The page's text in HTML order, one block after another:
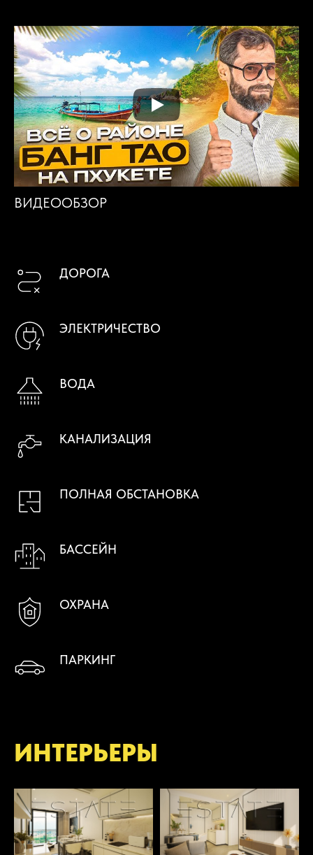
ВИДЕООБЗОР
ДОРОГА
ЭЛЕКТРИЧЕСТВО
ВОДА
КАНАЛИЗАЦИЯ
ПОЛНАЯ ОБСТАНОВКА
БАССЕЙН
ОХРАНА
ПАРКИНГ
ИНТЕРЬЕРЫ